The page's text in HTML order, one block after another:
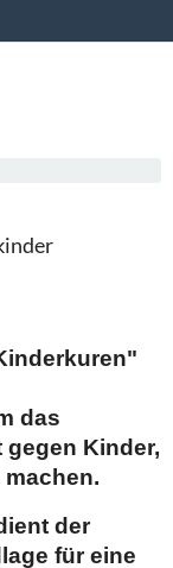
das
Kinder,
der
für eine